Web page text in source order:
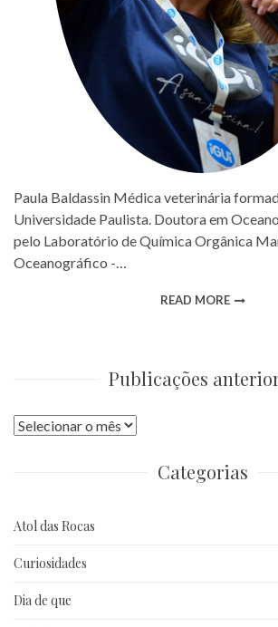
Paula Baldassin Médica veterinária
Universidade Paulista. Doutora em
pelo Laboratório de Química Orgânica
Oceanográfico -…
READ MORE
Publicações
Publicações
Categorias
Atol das Rocas
Curiosidades
Dia de que